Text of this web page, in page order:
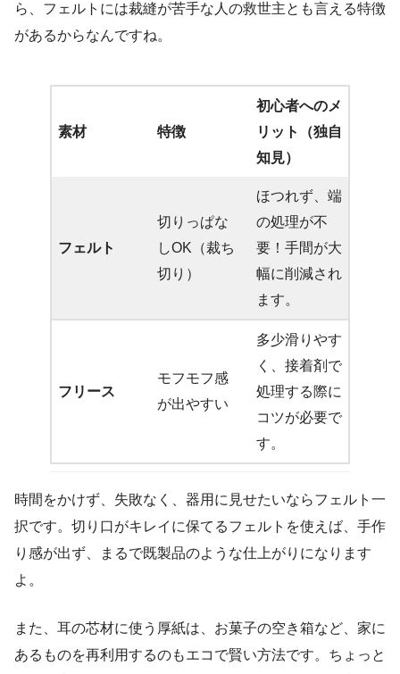
ら、フェルトには裁縫が苦手な人の救世主とも言える特徴
があるからなんですね。
素材 特徴
初心者へのメ
リット（独自
知見）
フェルト
切りっぱな
しOK（裁ち
切り）
ほつれず、端
の処理が不
要！手間が大
幅に削減され
ます。
フリース
モフモフ感
が出やすい
多少滑りやす
く、接着剤で
処理する際に
コツが必要で
す。
時間をかけず、失敗なく、器用に見せたいならフェルト一
択です。切り口がキレイに保てるフェルトを使えば、手作
り感が出ず、まるで既製品のような仕上がりになります
よ。
また、耳の芯材に使う厚紙は、お菓子の空き箱など、家に
あるものを再利用するのもエコで賢い方法です。ちょっと